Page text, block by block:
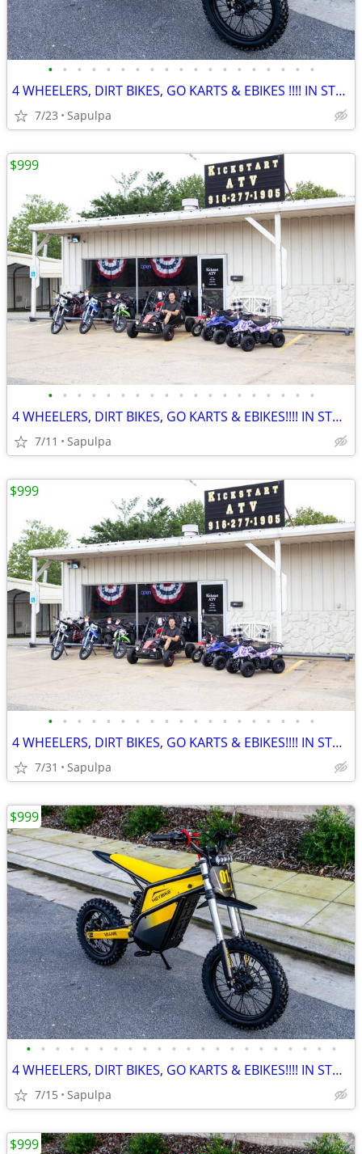
• • • • • • • • • • • • • • • • • • •
4 WHEELERS, DIRT BIKES, GO KARTS & EBIKES !!!! IN STOCK NOW!!!
7/23 Sapulpa
• • • • • • • • • • • • • • • • • • •
4 WHEELERS, DIRT BIKES, GO KARTS & EBIKES!!!! IN STOCK NOW!!!
7/11 Sapulpa
$999
• • • • • • • • • • • • • • • • • • •
4 WHEELERS, DIRT BIKES, GO KARTS & EBIKES!!!! IN STOCK NOW!!!
7/31 Sapulpa
$999
• • • • • • • • • • • • • • • • • • • • • •
4 WHEELERS, DIRT BIKES, GO KARTS & EBIKES!!!! IN STOCK NOW!!!
7/15 Sapulpa
$999
$999